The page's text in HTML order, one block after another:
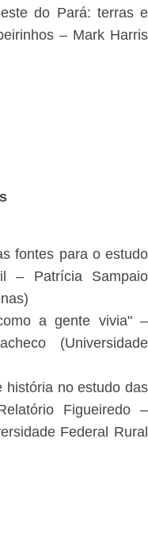
do Pará: terras e
– Mark Harris
fontes para o estudo
– Patrícia Sampaio
a gente vivia" –
(Universidade
história no estudo das
Figueiredo –
Federal Rural